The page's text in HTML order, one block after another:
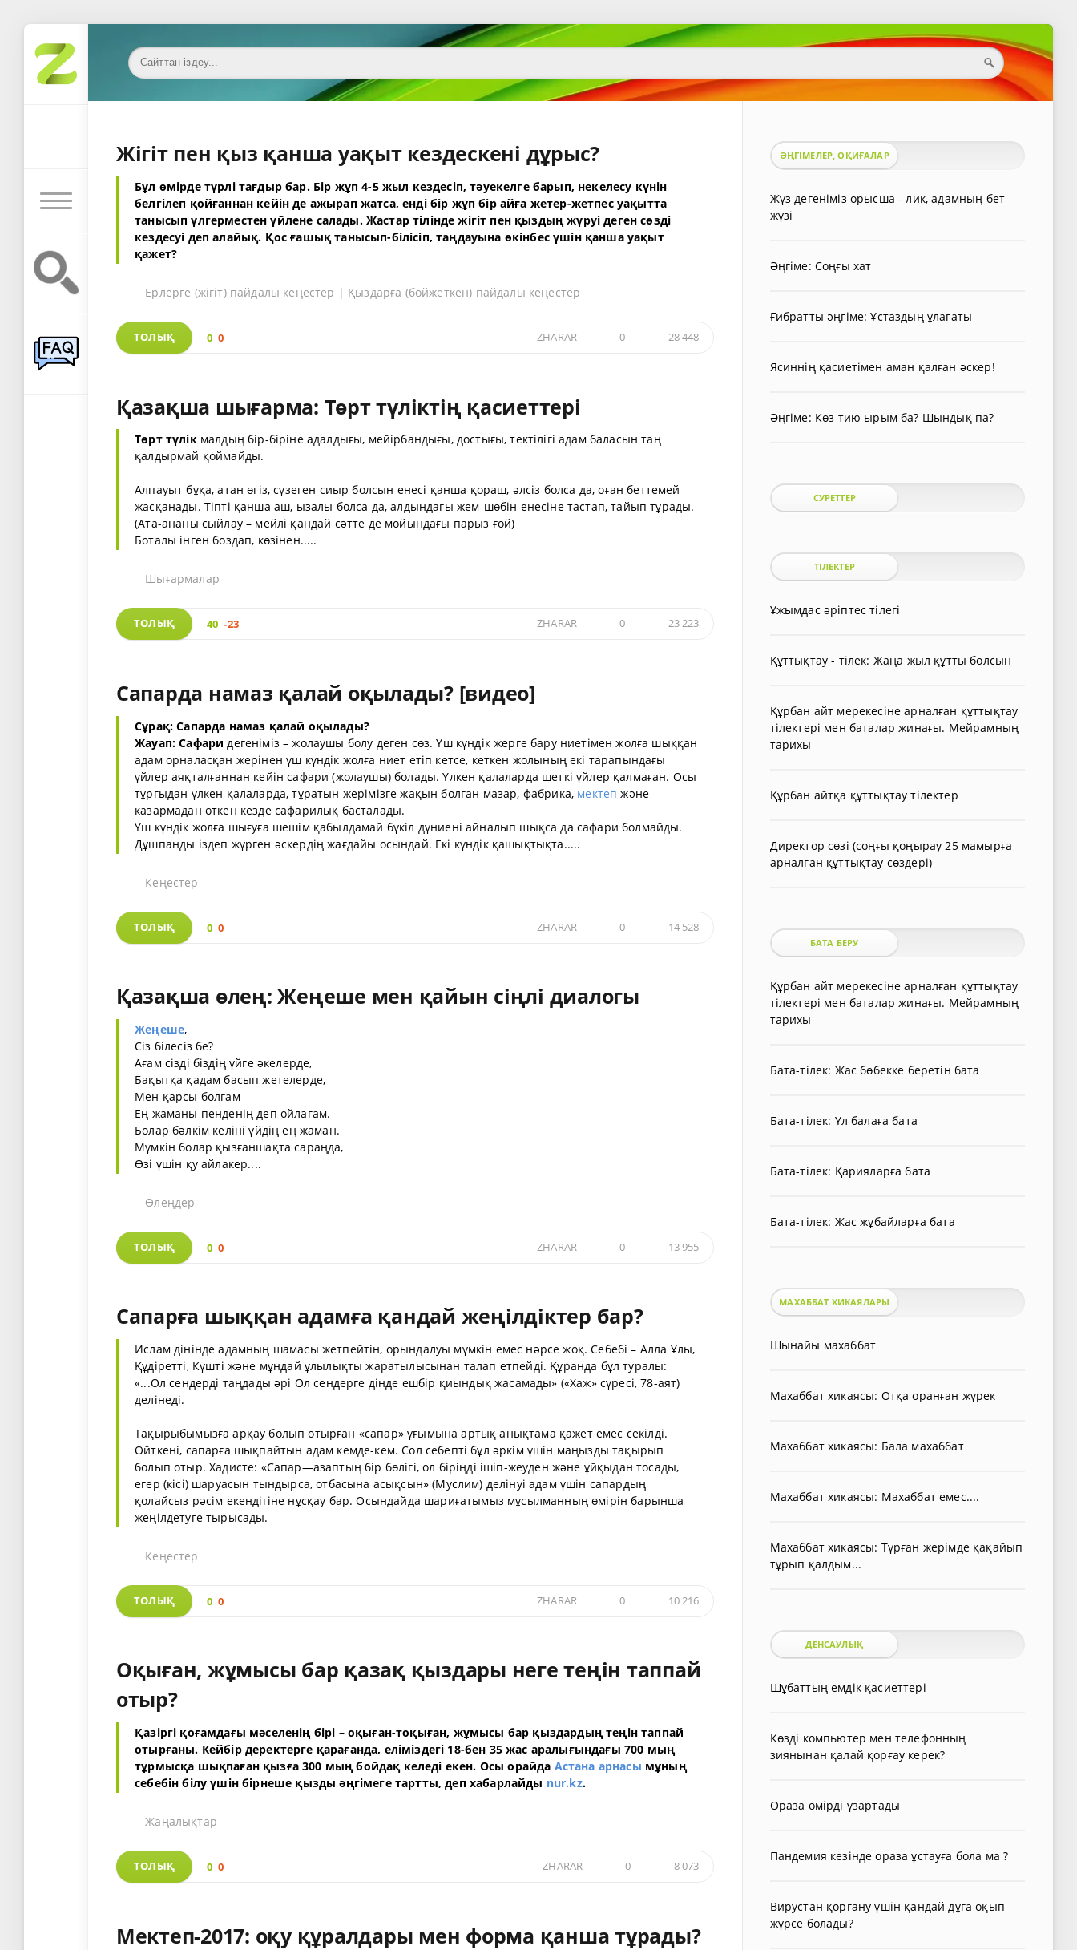
Жігіт пен қыз қанша уақыт кездескені дұрыс?
Бұл өмірде түрлі тағдыр бар. Бір жұп 4-5 жыл кездесіп, тәуекелге барып, некелесу күнін
белгілеп қойғаннан кейін де ажырап жатса, енді бір жұп бір айға жетер-жетпес уақытта
танысып үлгерместен үйлене салады. Жастар тілінде жігіт пен қыздың жүруі деген сөзді
кездесуі деп алайық. Қос ғашық танысып-білісіп, таңдауына өкінбес үшін қанша уақыт
қажет?
Ерлерге (жігіт) пайдалы кеңестер | Қыздарға (бойжеткен) пайдалы кеңестер
ТОЛЫҚ 0 0 ZHARAR 0 28 448
Қазақша шығарма: Төрт түліктің қасиеттері
Төрт түлікмалдың бір-біріне адалдығы, мейірбандығы, достығы, тектілігі адам баласын таң
қалдырмай қоймайды.
Алпауыт бұқа, атан өгіз, сүзеген сиыр болсын енесі қанша қораш, әлсіз болса да, оған беттемей
жасқанады. Тіпті қанша аш, ызалы болса да, алдындағы жем-шөбін енесіне тастап, тайып тұрады.
(Ата-ананы сыйлау – мейлі қандай сәтте де мойындағы парыз ғой)
Боталы інген боздап, көзінен.....
Шығармалар
ТОЛЫҚ 40 -23 ZHARAR 0 23 223
Сапарда намаз қалай оқылады? [видео]
Сұрақ: Сапарда намаз қалай оқылады?
Жауап: Сафари дегеніміз – жолаушы болу деген сөз. Үш күндік жерге бару ниетімен жолға шыққан
адам орналасқан жерінен үш күндік жолға ниет етіп кетсе, кеткен жолының екі тарапындағы
үйлер аяқталғаннан кейін сафари (жолаушы) болады. Үлкен қалаларда шеткі үйлер қалмаған. Осы
тұрғыдан үлкен қалаларда, тұратын жерімізге жақын болған мазар, фабрика, мектеп және
казармадан өткен кезде сафарилық басталады.
Үш күндік жолға шығуға шешім қабылдамай бүкіл дүниені айналып шықса да сафари болмайды.
Дұшпанды іздеп жүрген әскердің жағдайы осындай. Екі күндік қашықтықта.....
Кеңестер
ТОЛЫҚ 0 0 ZHARAR 0 14 528
Қазақша өлең: Жеңеше мен қайын сіңлі диалогы
Жеңеше,
Сіз білесіз бе?
Ағам сізді біздің үйге әкелерде,
Бақытқа қадам басып жетелерде,
Мен қарсы болғам
Ең жаманы пенденің деп ойлағам.
Болар бәлкім келіні үйдің ең жаман.
Мүмкін болар қызғаншақта сараңда,
Өзі үшін қу айлакер....
Өлеңдер
ТОЛЫҚ 0 0 ZHARAR 0 13 955
Сапарға шыққан адамға қандай жеңілдіктер бар?
Ислам дінінде адамның шамасы жетпейтін, орындалуы мүмкін емес нәрсе жоқ. Себебі – Алла Ұлы,
Құдіретті, Күшті және мұндай ұлылықты жаратылысынан талап етпейді. Құранда бұл туралы:
«...Ол сендерді таңдады әрі Ол сендерге дінде ешбір қиындық жасамады» («Хаж» сүресі, 78-аят)
делінеді.
Тақырыбымызға арқау болып отырған «сапар» ұғымына артық анықтама қажет емес секілді.
Өйткені, сапарға шықпайтын адам кемде-кем. Сол себепті бұл әркім үшін маңызды тақырып
болып отыр. Хадисте: «Сапар—азаптың бір бөлігі, ол біріңді ішіп-жеуден және ұйқыдан тосады,
егер (кісі) шаруасын тындырса, отбасына асықсын» (Муслим) делінуі адам үшін сапардың
қолайсыз рәсім екендігіне нұсқау бар. Осындайда шариғатымыз мұсылманның өмірін барынша
жеңілдетуге тырысады.
Кеңестер
ТОЛЫҚ 0 0 ZHARAR 0 10 216
Оқыған, жұмысы бар қазақ қыздары неге теңін таппай
отыр?
Қазіргі қоғамдағы мәселенің бірі – оқыған-тоқыған, жұмысы бар қыздардың теңін таппай
отырғаны. Кейбір деректерге қарағанда, еліміздегі 18-бен 35 жас аралығындағы 700 мың
тұрмысқа шықпаған қызға 300 мың бойдақ келеді екен. Осы орайда Астана арнасы мұның
себебін білу үшін бірнеше қызды әңгімеге тартты, деп хабарлайды nur.kz.
Жаңалықтар
ТОЛЫҚ 0 0 ZHARAR 0 8 073
Мектеп-2017: оқу құралдары мен форма қанша тұрады?
ӘҢГІМЕЛЕР, ОҚИҒАЛАР
Жүз дегеніміз орысша - лик, адамның бет
жүзі
Әңгіме: Соңғы хат
Ғибратты әңгіме: Ұстаздың ұлағаты
Ясиннің қасиетімен аман қалған әскер!
Әңгіме: Көз тию ырым ба? Шындық па?
СУРЕТТЕР
ТІЛЕКТЕР
Ұжымдас әріптес тілегі
Құттықтау - тілек: Жаңа жыл құтты болсын
Құрбан айт мерекесіне арналған құттықтау
тілектері мен баталар жинағы. Мейрамның
тарихы
Құрбан айтқа құттықтау тілектер
Директор сөзі (соңғы қоңырау 25 мамырға
арналған құттықтау сөздері)
БАТА БЕРУ
Құрбан айт мерекесіне арналған құттықтау
тілектері мен баталар жинағы. Мейрамның
тарихы
Бата-тілек: Жас бөбекке беретін бата
Бата-тілек: Ұл балаға бата
Бата-тілек: Қарияларға бата
Бата-тілек: Жас жұбайларға бата
МАХАББАТ ХИКАЯЛАРЫ
Шынайы махаббат
Махаббат хикаясы: Отқа оранған жүрек
Махаббат хикаясы: Бала махаббат
Махаббат хикаясы: Махаббат емес....
Махаббат хикаясы: Тұрған жерімде қақайып
тұрып қалдым...
ДЕНСАУЛЫҚ
Шұбаттың емдік қасиеттері
Көзді компьютер мен телефонның
зиянынан қалай қорғау керек?
Ораза өмірді ұзартады
Пандемия кезінде ораза ұстауға бола ма ?
Вирустан қорғану үшін қандай дұға оқып
жүрсе болады?